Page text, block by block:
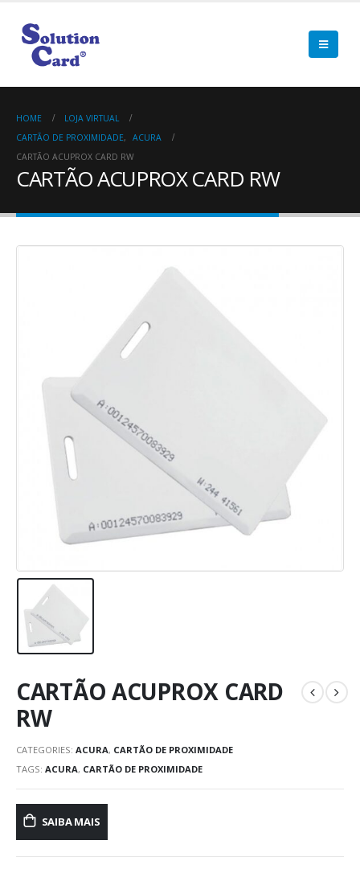
HOME
LOJA VIRTUAL
CARTÃO DE PROXIMIDADE,
ACURA
CARTÃO ACUPROX CARD RW
CARTÃO ACUPROX CARD RW
CARTÃO ACUPROX CARD
RW
CATEGORIES: ACURA, CARTÃO DE PROXIMIDADE
TAGS: ACURA, CARTÃO DE PROXIMIDADE
SAIBA MAIS